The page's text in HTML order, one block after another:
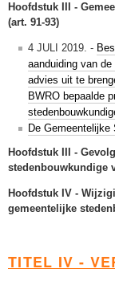
Hoofdstuk III -
(art. 91-93)
4 JULI 2019. -
aanduiding van
advies uit te
BWRO bepaalde
De Gemeentelijke
Hoofdstuk III -
stedenbouwkundige
Hoofdstuk IV -
gemeentelijke
TITEL IV -